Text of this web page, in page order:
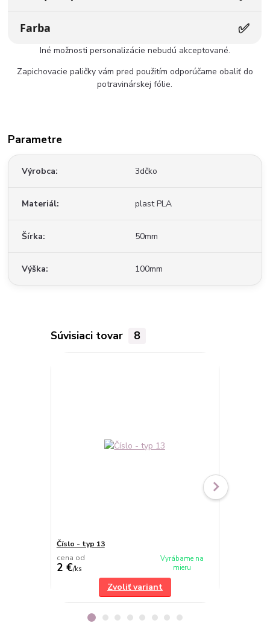
Farba ✅
Iné možnosti personalizácie nebudú akceptované.
Zapichovacie paličky vám pred použitím odporúčame obaliť do
potravinárskej fólie.
Parametre
Výrobca 3dčko
Materiál plast PLA
Šírka 50mm
Výška 100mm
Súvisiaci tovar 8
Číslo - typ 13
cena od
2 €/ks
Vyrábame na
mieru
Zvoliť variant